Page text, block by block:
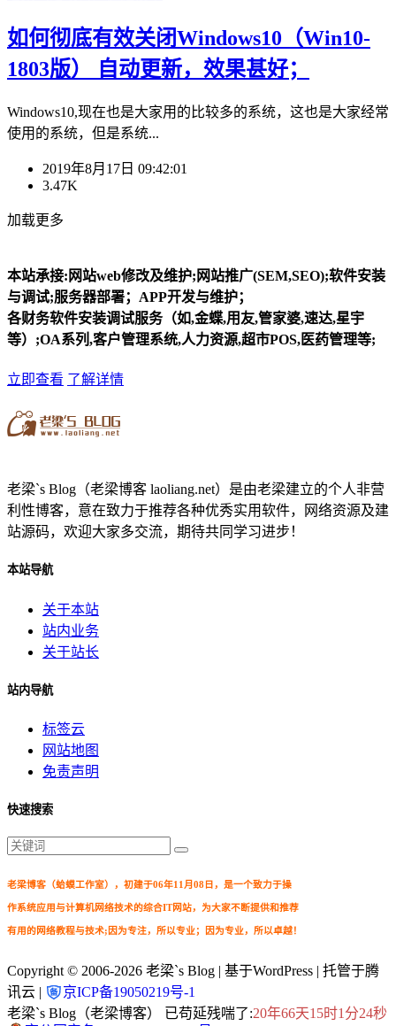
如何彻底有效关闭Windows10（Win10-
1803版） 自动更新，效果甚好；
Windows10,现在也是大家用的比较多的系统，这也是大家经常
使用的系统，但是系统...
2019年8月17日 09:42:01
3.47K
加载更多
本站承接:网站web修改及维护;网站推广(SEM,SEO);软件安装
与调试;服务器部署；APP开发与维护；
各财务软件安装调试服务（如,金蝶,用友,管家婆,速达,星宇
等）;OA系列,客户管理系统,人力资源,超市POS,医药管理等;
立即查看 了解详情
老梁`s Blog（老梁博客 laoliang.net）是由老梁建立的个人非营
利性博客，意在致力于推荐各种优秀实用软件，网络资源及建
站源码，欢迎大家多交流，期待共同学习进步！
本站导航
关于本站
站内业务
关于站长
站内导航
标签云
网站地图
免责声明
快速搜索
老梁博客（蛤蟆工作室），初建于06年11月08日，是一个致力于操
作系统应用与计算机网络技术的综合IT网站，为大家不断提供和推荐
有用的网络教程与技术;因为专注，所以专业；因为专业，所以卓越！
Copyright © 2006-2026 老梁`s Blog | 基于WordPress | 托管于腾
讯云 |
京ICP备19050219号-1
老梁`s Blog（老梁博客） 已苟延残喘了:20年66天15时1分24秒